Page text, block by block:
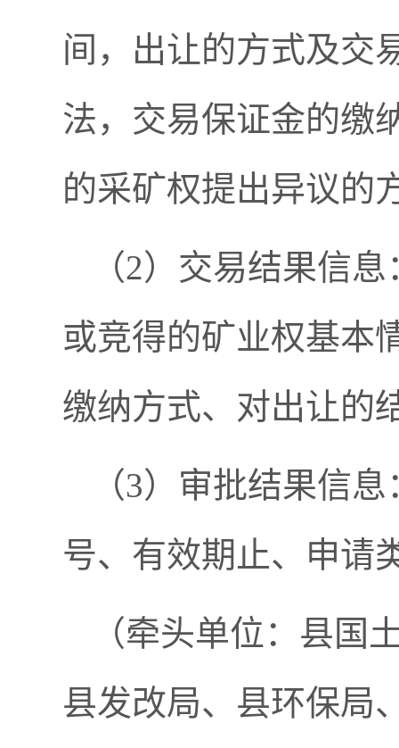
间，出让的方式及交
法，交易保证金的缴
的采矿权提出异议的
（2）交易结果信
或竞得的矿业权基本
缴纳方式、对出让的
（3）审批结果信
号、有效期止、申请
（牵头单位：县国
县发改局、县环保局